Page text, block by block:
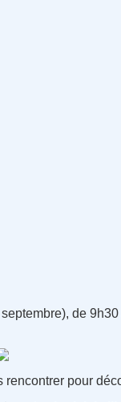
de
pour